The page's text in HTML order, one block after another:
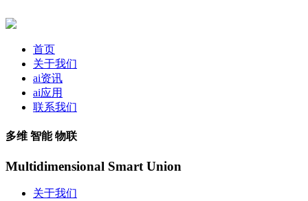
首页
关于我们
ai资讯
ai应用
联系我们
多维 智能 物联
Multidimensional Smart Union
关于我们